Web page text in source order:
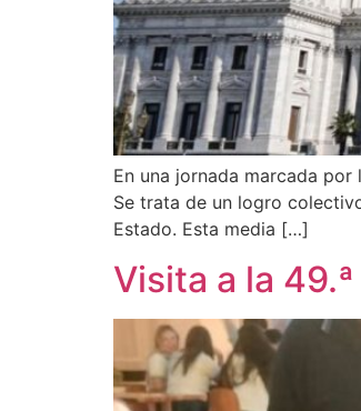
En una jornada marcada
Se trata de un logro
Estado. Esta media […]
Visita a la